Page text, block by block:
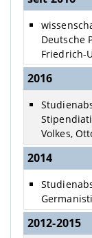
Deutsche
Friedrich-
2016
Volkes,
2014
2012-2015